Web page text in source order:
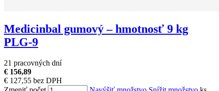
Medicinbal gumový – hmotnosť 9 kg
PLG-9
21 pracovných dní
€ 156,89
€ 127,55 bez DPH